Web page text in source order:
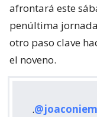
afrontará este
penúltima
otro paso clave
el noveno.
.